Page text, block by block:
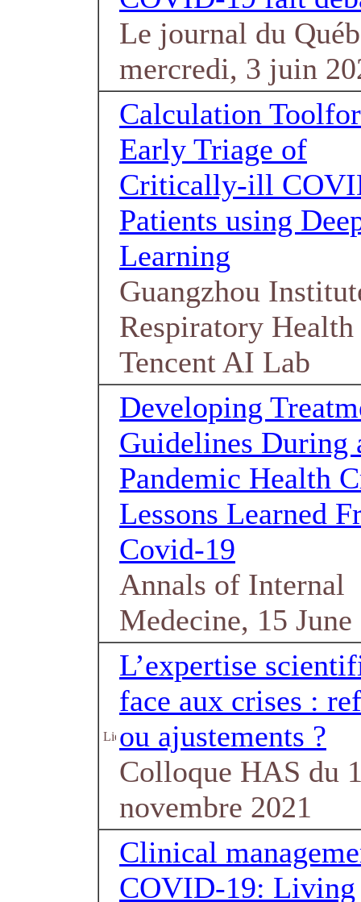
Le journal du
mercredi, 3 juin
Calculation Toolfor
Early Triage of
Critically-ill
Patients using
Learning
Guangzhou
Respiratory Health
Tencent AI Lab
Developing
Guidelines During
Pandemic Health
Lessons Learned
Covid-19
Annals of Internal
Medecine, 15 June
L’expertise
face aux crises :
ou ajustements ?
Colloque HAS du
novembre 2021
Clinical
COVID-19: Living